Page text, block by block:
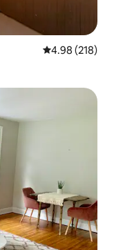
從 218 則評價
4.98 (218)